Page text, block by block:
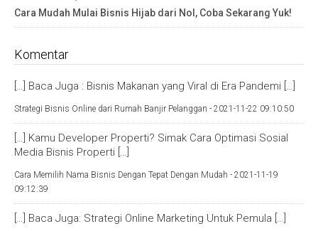
Cara Mudah Mulai Bisnis Hijab dari Nol, Coba Sekarang Yuk!
Komentar
[…] Baca Juga : Bisnis Makanan yang Viral di Era Pandemi […]
Strategi Bisnis Online dari Rumah Banjir Pelanggan - 2021-11-22 09:10:50
[…] Kamu Developer Properti? Simak Cara Optimasi Sosial
Media Bisnis Properti […]
Cara Memilih Nama Bisnis Dengan Tepat Dengan Mudah - 2021-11-19
09:12:39
[…] Baca Juga: Strategi Online Marketing Untuk Pemula […]